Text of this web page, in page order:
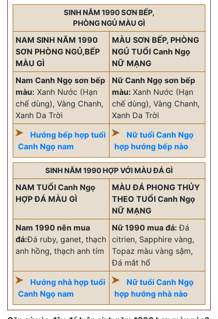
SINH NĂM 1990 SƠN BẾP,
PHÒNG NGỦ MÀU GÌ
NAM SINH NĂM 1990
SƠN PHÒNG NGỦ,BẾP
MÀU GÌ
MÀU SƠN BẾP, PHÒNG
NGỦ TUỔI Canh Ngọ
NỮ MẠNG
Nam Canh Ngọ sơn bếp
màu: Xanh Nước (Hạn
chế dùng), Vàng Chanh,
Xanh Da Trời
Nữ Canh Ngọ sơn bếp
màu: Xanh Nước (Hạn
chế dùng), Vàng Chanh,
Xanh Da Trời
Hướng bếp hợp tuổi
Canh Ngọ nam
Nữ tuổi Canh Ngọ
hợp hướng bếp nào
SINH NĂM 1990 HỢP VỚI MÀU ĐÁ GÌ
NAM TUỔI Canh Ngọ
HỢP ĐÁ MÀU GÌ
MÀU ĐÁ PHONG THỦY
THEO TUỔI Canh Ngọ
NỮ MẠNG
Nam 1990 nên mua
đá:Đá ruby, ganet, thạch
anh hồng, thạch anh tím
Nữ 1990 mua đá:Đá
citrien, Sapphire vàng,
Topaz màu vàng sậm,
Đá mắt hổ
Hướng nhà hợp tuổi
Canh Ngọ nam
Nữ tuổi Canh Ngọ
hợp hướng nhà nào